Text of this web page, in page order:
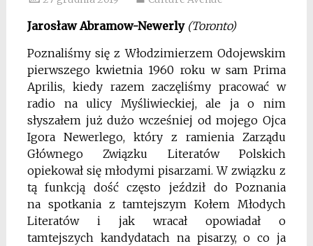
Jarosław Abramow-Newerly (Toronto)
Poznaliśmy się z Włodzimierzem Odojewskim
pierwszego kwietnia 1960 roku w sam Prima
Aprilis, kiedy razem zaczęliśmy pracować w
radio na ulicy Myśliwieckiej, ale ja o nim
słyszałem już dużo wcześniej od mojego Ojca
Igora Newerlego, który z ramienia Zarządu
Głównego Związku Literatów Polskich
opiekował się młodymi pisarzami. W związku z
tą funkcją dość często jeździł do Poznania
na spotkania z tamtejszym Kołem Młodych
Literatów i jak wracał opowiadał o
tamtejszych kandydatach na pisarzy, o co ja